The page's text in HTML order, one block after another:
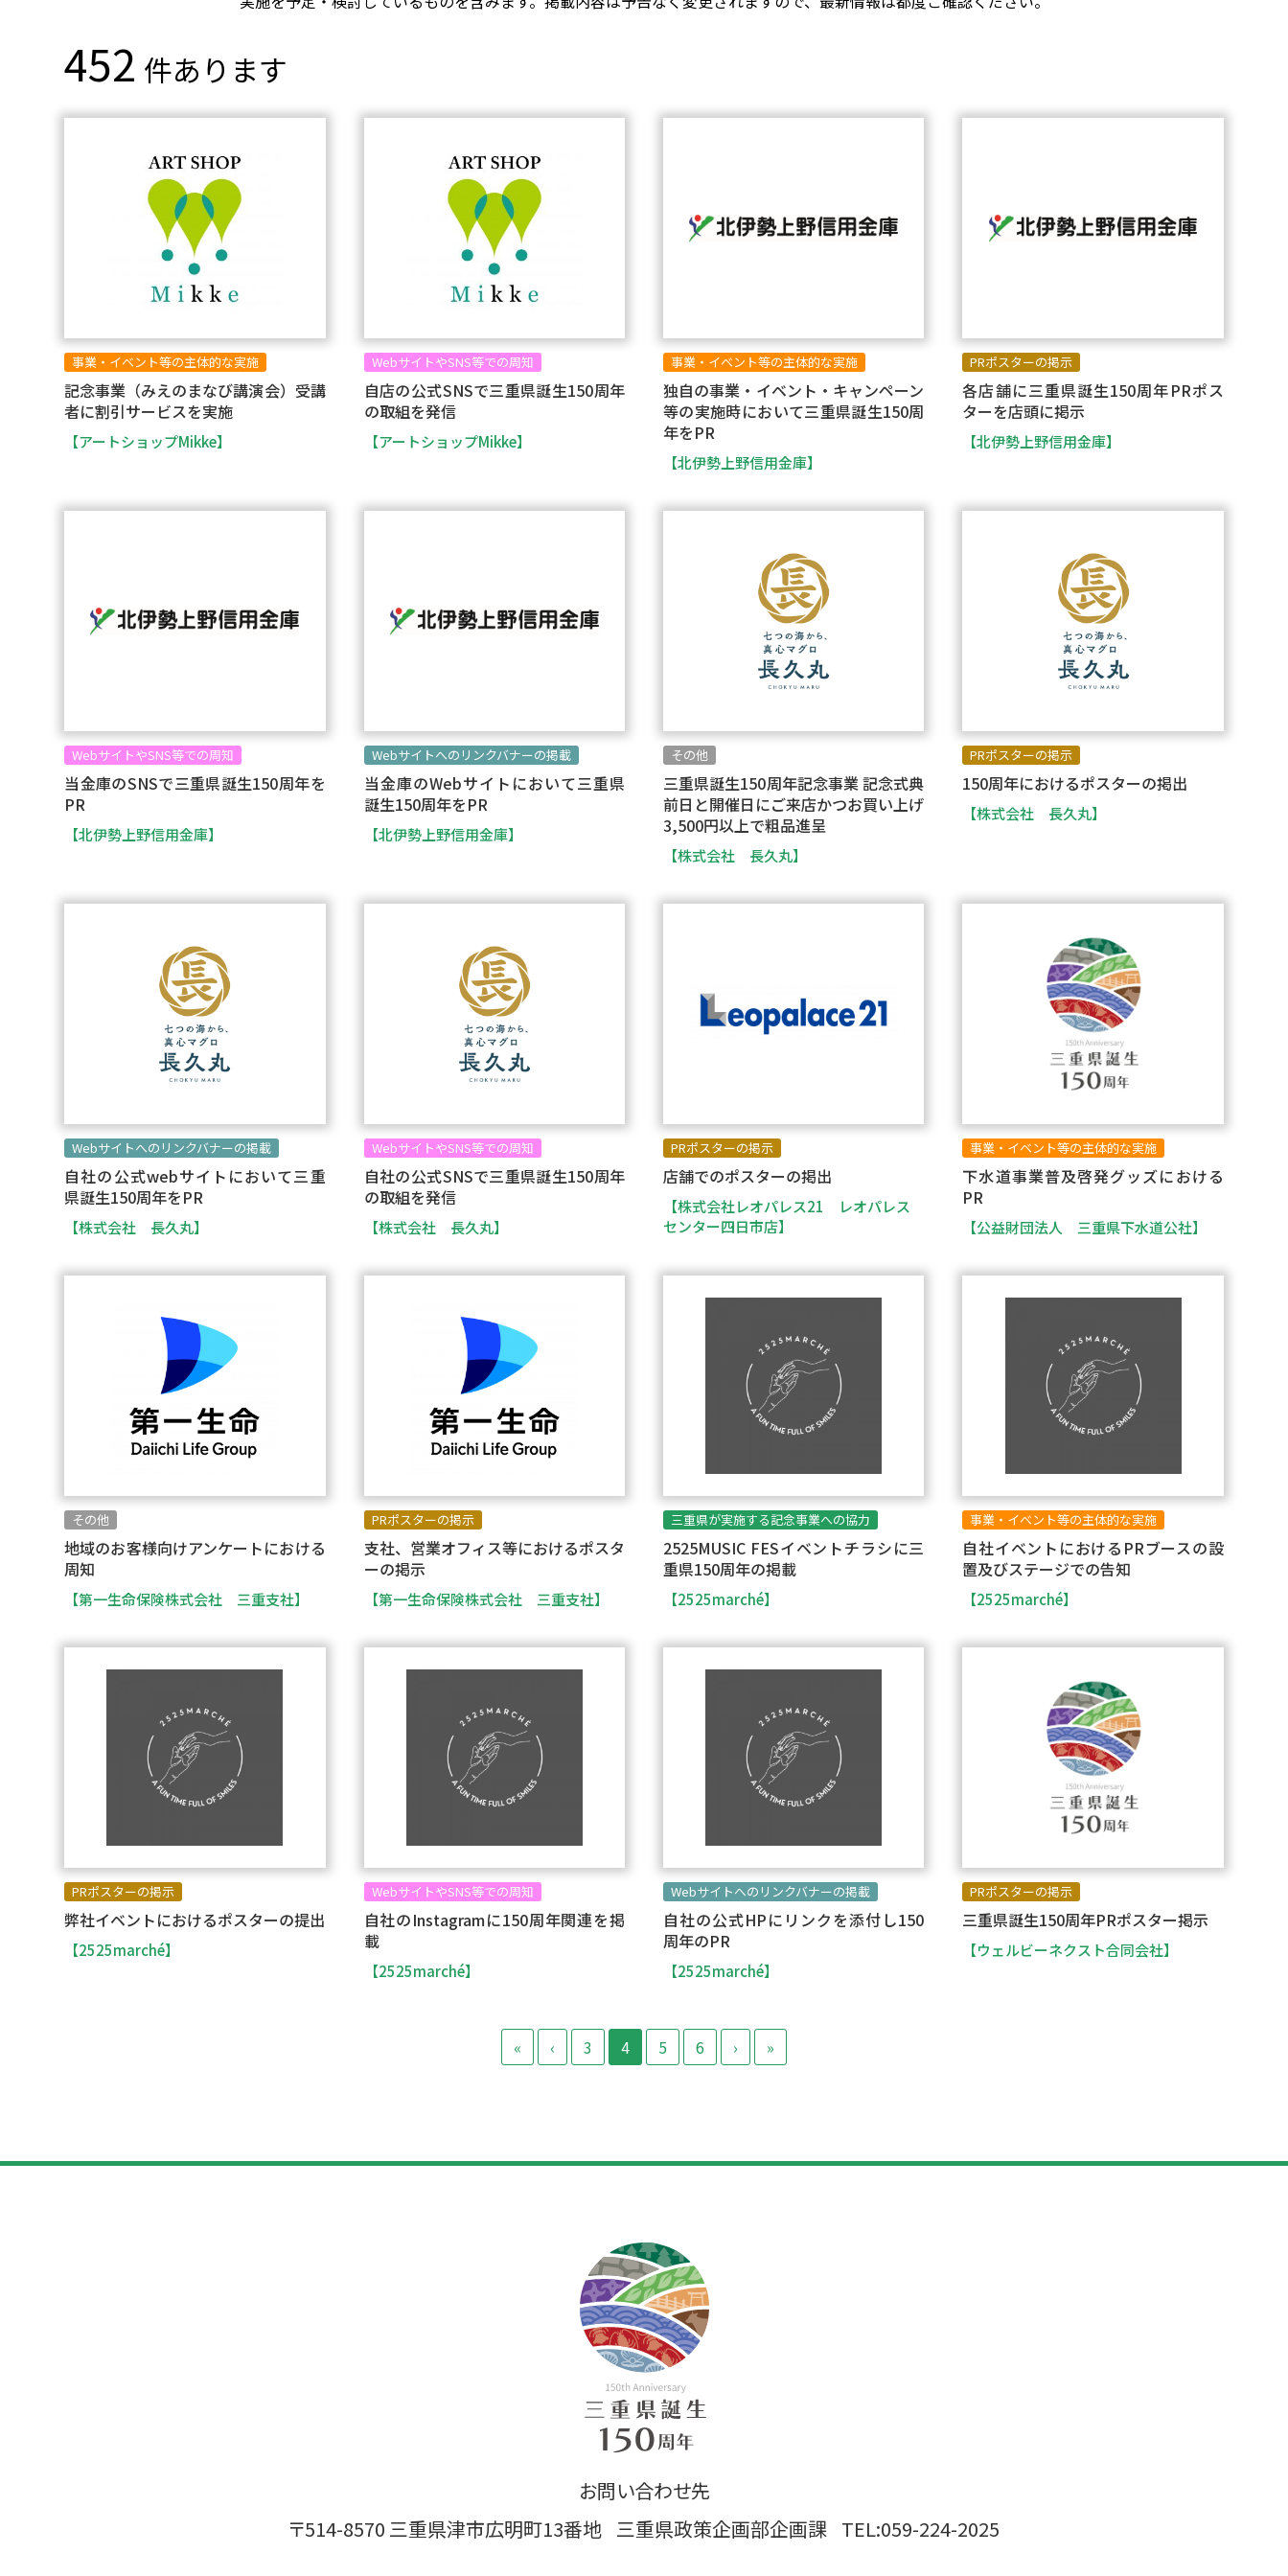
452 件あります
事業・イベント等の主体的な実施
記念事業（みえのまなび講演会）受講
者に割引サービスを実施
【アートショップMikke】
WebサイトやSNS等での周知
自店の公式SNSで三重県誕生150周年
の取組を発信
【アートショップMikke】
事業・イベント等の主体的な実施
独自の事業・イベント・キャンペーン
等の実施時において三重県誕生150周
年をPR
【北伊勢上野信用金庫】
PRポスターの掲示
各店舗に三重県誕生150周年PRポス
ターを店頭に掲示
【北伊勢上野信用金庫】
WebサイトやSNS等での周知
当金庫のSNSで三重県誕生150周年を
PR
【北伊勢上野信用金庫】
Webサイトへのリンクバナーの掲載
当金庫のWebサイトにおいて三重県
誕生150周年をPR
【北伊勢上野信用金庫】
その他
三重県誕生150周年記念事業 記念式典
前日と開催日にご来店かつお買い上げ
3,500円以上で粗品進呈
【株式会社 長久丸】
PRポスターの掲示
150周年におけるポスターの掲出
【株式会社 長久丸】
Webサイトへのリンクバナーの掲載
自社の公式webサイトにおいて三重
県誕生150周年をPR
【株式会社 長久丸】
WebサイトやSNS等での周知
自社の公式SNSで三重県誕生150周年
の取組を発信
【株式会社 長久丸】
PRポスターの掲示
店舗でのポスターの掲出
【株式会社レオパレス21 レオパレス
センター四日市店】
事業・イベント等の主体的な実施
下水道事業普及啓発グッズにおける
PR
【公益財団法人 三重県下水道公社】
その他
地域のお客様向けアンケートにおける
周知
【第一生命保険株式会社 三重支社】
PRポスターの掲示
支社、営業オフィス等におけるポスタ
ーの掲示
【第一生命保険株式会社 三重支社】
三重県が実施する記念事業への協力
2525MUSIC FESイベントチラシに三
重県150周年の掲載
【2525marché】
事業・イベント等の主体的な実施
自社イベントにおけるPRブースの設
置及びステージでの告知
【2525marché】
PRポスターの掲示
弊社イベントにおけるポスターの提出
【2525marché】
WebサイトやSNS等での周知
自社のInstagramに150周年関連を掲
載
【2525marché】
Webサイトへのリンクバナーの掲載
自社の公式HPにリンクを添付し150
周年のPR
【2525marché】
PRポスターの掲示
三重県誕生150周年PRポスター掲示
【ウェルビーネクスト合同会社】
« ‹ 3 4 5 6 › »
お問い合わせ先
〒514-8570 三重県津市広明町13番地 三重県政策企画部企画課 TEL:059-224-2025